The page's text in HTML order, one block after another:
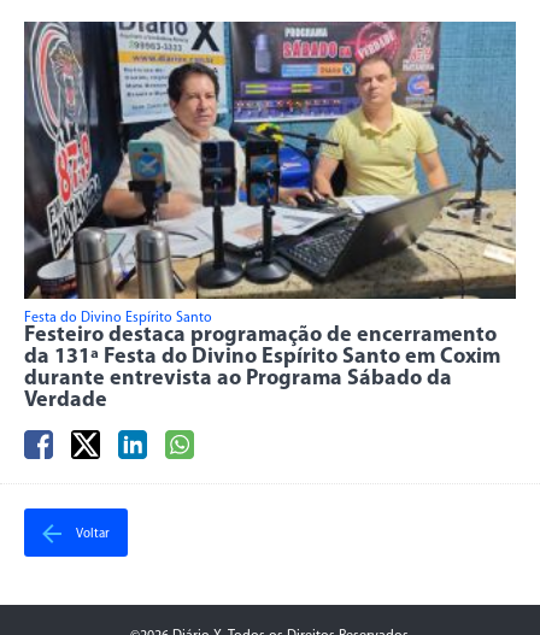
Festa do Divino Espírito Santo
Festeiro destaca programação de encerramento
da 131ª Festa do Divino Espírito Santo em Coxim
durante entrevista ao Programa Sábado da
Verdade
Voltar